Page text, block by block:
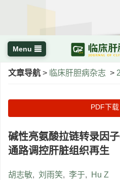
Menu
文章导航 > 临床肝胆病杂志 >
PDF下载
碱性亮氨酸拉链转录因
通路调控肝脏组织再生
胡志敏, 刘雨笑, 李于, Hu Z